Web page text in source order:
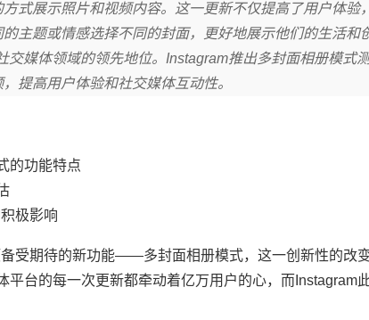
方式展示照片和视频内容。这一更新不仅提高了用户体
的主题或情感选择不同的封面，更好地展示他们的生活
交媒体领域的领先地位。Instagram推出多封面相册模式
提高用户体验和社交媒体互动性。
的功能特点
极影响
备受期待的新功能——多封面相册模式，这一创新性的改
平台的每一次更新都牵动着亿万用户的心，而Instagram